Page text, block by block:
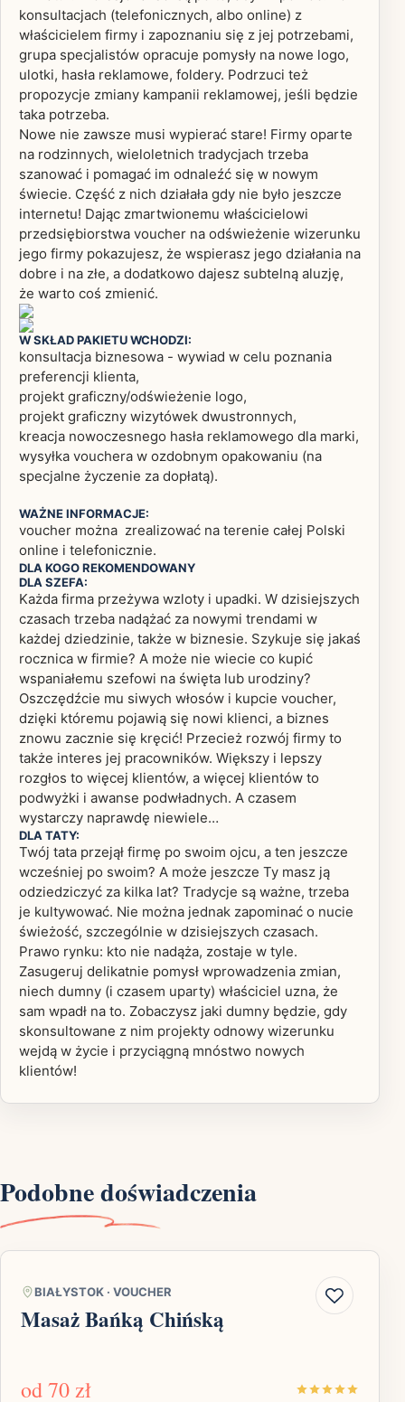
konsultacjach (telefonicznych, albo online) z
właścicielem firmy i zapoznaniu się z jej potrzebami,
grupa specjalistów opracuje pomysły na nowe logo,
ulotki, hasła reklamowe, foldery. Podrzuci też
propozycje zmiany kampanii reklamowej, jeśli będzie
taka potrzeba.
Nowe nie zawsze musi wypierać stare! Firmy oparte
na rodzinnych, wieloletnich tradycjach trzeba
szanować i pomagać im odnaleźć się w nowym
świecie. Część z nich działała gdy nie było jeszcze
internetu! Dając zmartwionemu właścicielowi
przedsiębiorstwa voucher na odświeżenie wizerunku
jego firmy pokazujesz, że wspierasz jego działania na
dobre i na złe, a dodatkowo dajesz subtelną aluzję,
że warto coś zmienić.
W SKŁAD PAKIETU WCHODZI:
konsultacja biznesowa - wywiad w celu poznania
preferencji klienta,
projekt graficzny/odświeżenie logo,
projekt graficzny wizytówek dwustronnych,
kreacja nowoczesnego hasła reklamowego dla marki,
wysyłka vouchera w ozdobnym opakowaniu (na
specjalne życzenie za dopłatą).
WAŻNE INFORMACJE:
voucher można zrealizować na terenie całej Polski
online i telefonicznie.
DLA KOGO REKOMENDOWANY
DLA SZEFA:
Każda firma przeżywa wzloty i upadki. W dzisiejszych
czasach trzeba nadążać za nowymi trendami w
każdej dziedzinie, także w biznesie. Szykuje się jakaś
rocznica w firmie? A może nie wiecie co kupić
wspaniałemu szefowi na święta lub urodziny?
Oszczędźcie mu siwych włosów i kupcie voucher,
dzięki któremu pojawią się nowi klienci, a biznes
znowu zacznie się kręcić! Przecież rozwój firmy to
także interes jej pracowników. Większy i lepszy
rozgłos to więcej klientów, a więcej klientów to
podwyżki i awanse podwładnych. A czasem
wystarczy naprawdę niewiele…
DLA TATY:
Twój tata przejął firmę po swoim ojcu, a ten jeszcze
wcześniej po swoim? A może jeszcze Ty masz ją
odziedziczyć za kilka lat? Tradycje są ważne, trzeba
je kultywować. Nie można jednak zapominać o nucie
świeżość, szczególnie w dzisiejszych czasach.
Prawo rynku: kto nie nadąża, zostaje w tyle.
Zasugeruj delikatnie pomysł wprowadzenia zmian,
niech dumny (i czasem uparty) właściciel uzna, że
sam wpadł na to. Zobaczysz jaki dumny będzie, gdy
skonsultowane z nim projekty odnowy wizerunku
wejdą w życie i przyciągną mnóstwo nowych
klientów!
Podobne doświadczenia
BIAŁYSTOK · VOUCHER
Masaż Bańką Chińską
od70 zł